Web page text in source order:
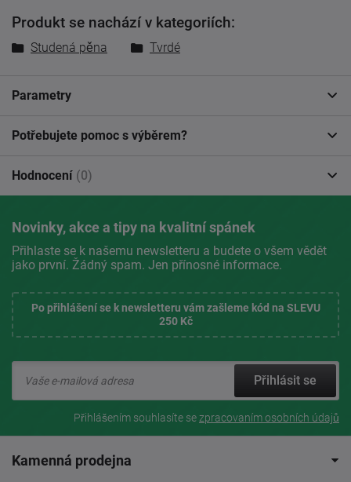
Produkt se nachází v kategoriích:
Studená pěna Tvrdé
Parametry
Potřebujete pomoc s výběrem?
Hodnocení (0)
Novinky, akce a tipy na kvalitní spánek
Přihlaste se k našemu newsletteru a budete o všem vědět
jako první. Žádný spam. Jen přínosné informace.
Po přihlášení se k newsletteru vám zašleme kód na SLEVU
250 Kč
Přihlásit se
Přihlášením souhlasíte sezpracovaním osobních údajů
Kamenná prodejna